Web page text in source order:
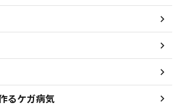
るケガ病気